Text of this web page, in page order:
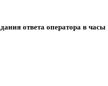
ответа оператора в часы